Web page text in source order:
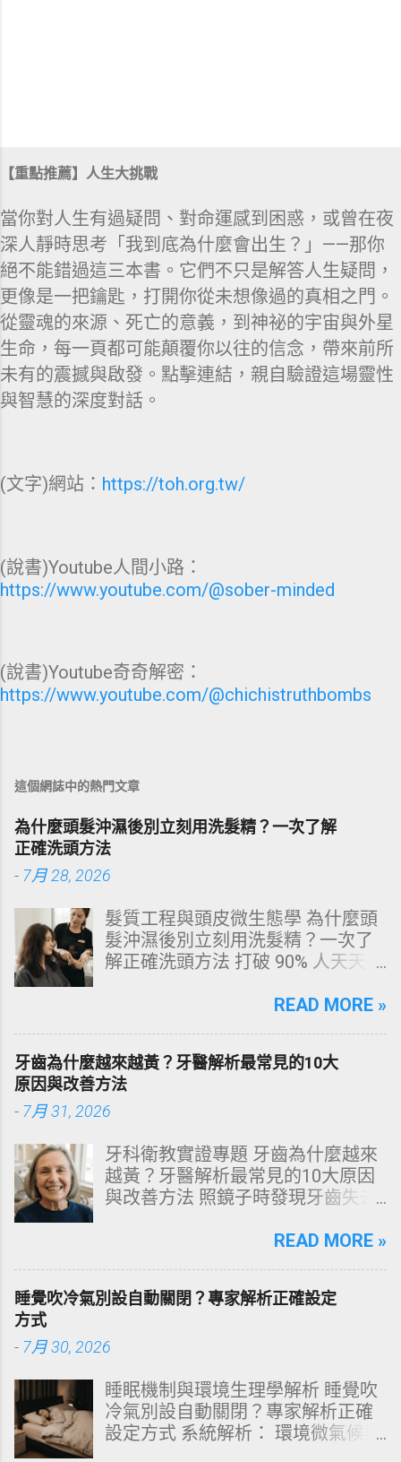
【重點推薦】人生大挑戰
當你對人生有過疑問、對命運感到困惑，或曾在夜
深人靜時思考「我到底為什麼會出生？」——那你
絕不能錯過這三本書。它們不只是解答人生疑問，
更像是一把鑰匙，打開你從未想像過的真相之門。
從靈魂的來源、死亡的意義，到神祕的宇宙與外星
生命，每一頁都可能顛覆你以往的信念，帶來前所
未有的震撼與啟發。點擊連結，親自驗證這場靈性
與智慧的深度對話。
(文字)網站： https://toh.org.tw/
(說書)Youtube人間小路：
https://www.youtube.com/@sober-minded
(說書)Youtube奇奇解密：
https://www.youtube.com/@chichistruthbombs
這個網誌中的熱門文章
為什麼頭髮沖濕後別立刻用洗髮精？一次了解
正確洗頭方法
- 7月 28, 2026
髮質工程與頭皮微生態學 為什麼頭
髮沖濕後別立刻用洗髮精？一次了
解正確洗頭方法 打破 90% 人天天在
構化思維，拆解頭皮清潔的物理與
天天洗頭，頭皮卻依然半天就出
油、發癢，甚至掉髮嚴重？ 絕大多
數人的頭皮問題，並不是洗髮精買
了」。當你蓮蓬頭剛淋濕頭髮，下
一秒就把濃縮洗髮精直接抹在頭皮
上時，你已經親手觸發了一連串破
過嚴密的邏輯分析，為你解構正確
快速導覽目錄 一、 盲點剖析：沖濕
立刻塗洗髮精，為何是毀髮災難？
Wash）」的物理學與生物學底層邏
「雙重洗髮黃金公式」 四、 全流程
對比：正確洗頭與錯誤習慣的系統
差異 五、 破除迷思：7 個被誤傳已
READ MORE »
牙齒為什麼越來越黃？牙醫解析最常見的10大
原因與改善方法
- 7月 31, 2026
牙科衛教實證專題 牙齒為什麼越來
越黃？牙醫解析最常見的10大原因
與改善方法 照鏡子時發現牙齒失去
文由專業牙科思維出發，深度剖析
改善與美白對策。 📋 文章快速導覽
琺瑯質與象牙質 二、 牙齒變黃的10
源性變色的自我檢視 四、 5大專業
牙醫美白療程評估與比較 五、 避坑
指南：破除3大網路美白偏方迷思
READ MORE »
睡覺吹冷氣別設自動關閉？專家解析正確設定
方式
- 7月 30, 2026
睡眠機制與環境生理學解析 睡覺吹
冷氣別設自動關閉？專家解析正確
設定方式 系統解析： 環境微氣候與